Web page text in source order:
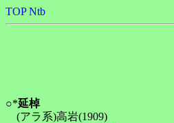
TOP Ntb
○*延棹
(アラ系)高岩(1909)